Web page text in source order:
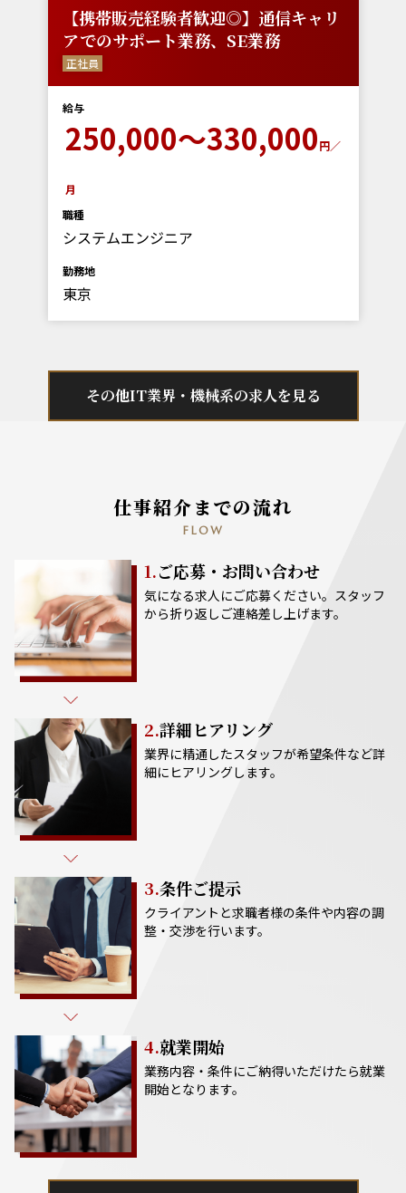
【携帯販売経験者歓迎◎】通信キャリ
アでのサポート業務、SE業務
正社員
給与
250,000～330,000円／
月
職種
システムエンジニア
勤務地
東京
その他IT業界・機械系の求人を見る
仕事紹介までの流れ
FLOW
1.ご応募・お問い合わせ
気になる求人にご応募ください。スタッフ
から折り返しご連絡差し上げます。
2.詳細ヒアリング
業界に精通したスタッフが希望条件など詳
細にヒアリングします。
3.条件ご提示
クライアントと求職者様の条件や内容の調
整・交渉を行います。
4.就業開始
業務内容・条件にご納得いただけたら就業
開始となります。